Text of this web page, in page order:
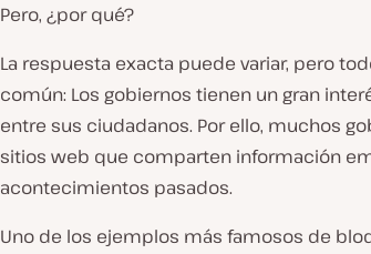
Pero, ¿por qué?
La respuesta exacta puede variar, pero
común: Los gobiernos tienen un gran
entre sus ciudadanos. Por ello, muchos
sitios web que comparten información
acontecimientos pasados.
Uno de los ejemplos más famosos de